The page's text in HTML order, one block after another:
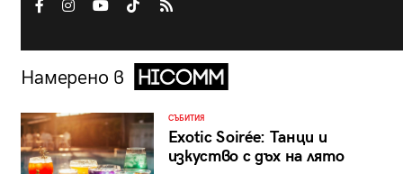
Намерено в
СЪБИТИЯ
Exotic Soirée: Танци и
изкуство с дъх на лято